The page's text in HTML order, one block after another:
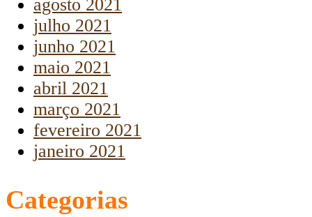
agosto 2021
julho 2021
junho 2021
maio 2021
abril 2021
março 2021
fevereiro 2021
janeiro 2021
Categorias